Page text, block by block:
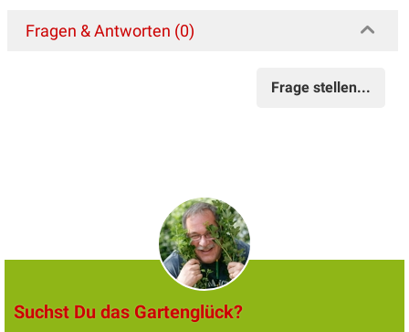
Fragen & Antworten (0)
Frage stellen...
Suchst Du das Gartenglück?